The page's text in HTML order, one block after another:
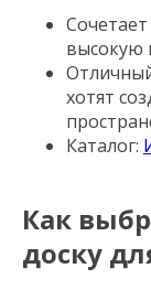
Сочетает
высокую
хотят
Каталог:
Как
доску